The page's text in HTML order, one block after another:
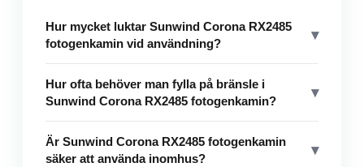
Hur mycket luktar Sunwind Corona RX2485
fotogenkamin vid användning?
▾
Hur ofta behöver man fylla på bränsle i
Sunwind Corona RX2485 fotogenkamin?
▾
Är Sunwind Corona RX2485 fotogenkamin
säker att använda inomhus?
▾